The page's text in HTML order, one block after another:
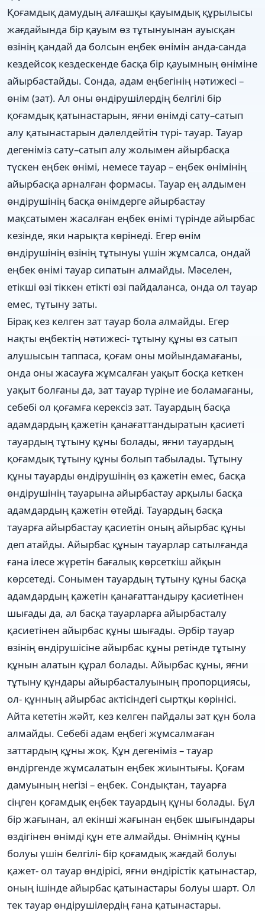
Қоғамдық дамудың алғашқы қауымдық құрылысы
жағдайында бір қауым өз тұтынуынан ауысқан
өзінің қандай да болсын еңбек өнімін анда-санда
кездейсоқ кездескенде басқа бір қауымның өніміне
айырбастайды. Сонда, адам еңбегінің нәтижесі –
өнім (зат). Ал оны өндірушілердің белгілі бір
қоғамдық қатынастарын, яғни өнімді сату–сатып
алу қатынастарын дәлелдейтін түрі- тауар. Тауар
дегеніміз сату–сатып алу жолымен айырбасқа
түскен еңбек өнімі, немесе тауар – еңбек өнімінің
айырбасқа арналған формасы. Тауар ең алдымен
өндірушінің басқа өнімдерге айырбастау
мақсатымен жасалған еңбек өнімі түрінде айырбас
кезінде, яки нарықта көрінеді. Егер өнім
өндірушінің өзінің тұтынуы үшін жұмсалса, ондай
еңбек өнімі тауар сипатын алмайды. Мәселен,
етікші өзі тіккен етікті өзі пайдаланса, онда ол тауар
емес, тұтыну заты.
Бірақ кез келген зат тауар бола алмайды. Егер
нақты еңбектің нәтижесі- тұтыну құны өз сатып
алушысын таппаса, қоғам оны мойындамағаны,
онда оны жасауға жұмсалған уақыт босқа кеткен
уақыт болғаны да, зат тауар түріне ие боламағаны,
себебі ол қоғамға керексіз зат. Тауардың басқа
адамдардың қажетін қанағаттандыратын қасиеті
тауардың тұтыну құны болады, яғни тауардың
қоғамдық тұтыну құны болып табылады. Тұтыну
құны тауарды өндірушінің өз қажетін емес, басқа
өндірушінің тауарына айырбастау арқылы басқа
адамдардың қажетін өтейді. Тауардың басқа
тауарға айырбастау қасиетін оның айырбас құны
деп атайды. Айырбас құнын тауарлар сатылғанда
ғана ілесе жүретін бағалық көрсеткіш айқын
көрсетеді. Сонымен тауардың тұтыну құны басқа
адамдардың қажетін қанағаттандыру қасиетінен
шығады да, ал басқа тауарларға айырбасталу
қасиетінен айырбас құны шығады. Әрбір тауар
өзінің өндірушісіне айырбас құны ретінде тұтыну
құнын алатын құрал болады. Айырбас құны, яғни
тұтыну құндары айырбасталуының пропорциясы,
ол- құнның айырбас актісіндегі сыртқы көрінісі.
Айта кететін жәйт, кез келген пайдалы зат құн бола
алмайды. Себебі адам еңбегі жұмсалмаған
заттардың құны жоқ. Құн дегеніміз – тауар
өндіргенде жұмсалатын еңбек жиынтығы. Қоғам
дамуының негізі – еңбек. Сондықтан, тауарға
сіңген қоғамдық еңбек тауардың құны болады. Бұл
бір жағынан, ал екінші жағынан еңбек шығындары
өздігінен өнімді құн ете алмайды. Өнімнің құны
болуы үшін белгілі- бір қоғамдық жағдай болуы
қажет- ол тауар өндірісі, яғни өндірістік қатынастар,
оның ішінде айырбас қатынастары болуы шарт. Ол
тек тауар өндірушілердің ғана қатынастары.